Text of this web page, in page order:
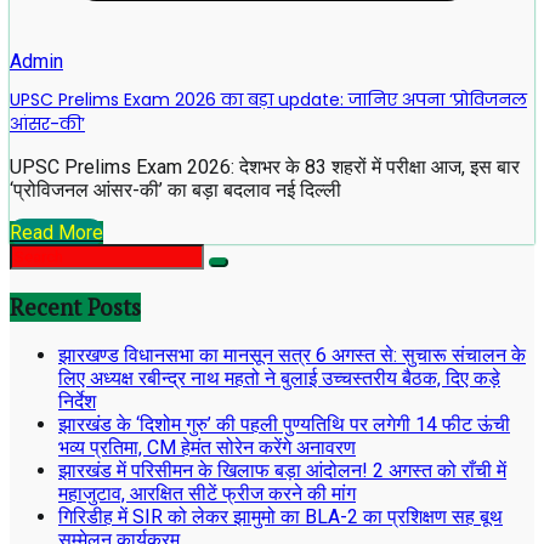
Admin
UPSC Prelims Exam 2026 का बड़ा update: जानिए अपना ‘प्रोविजनल
आंसर-की’
UPSC Prelims Exam 2026: देशभर के 83 शहरों में परीक्षा आज, इस बार
‘प्रोविजनल आंसर-की’ का बड़ा बदलाव नई दिल्ली
Read More
Recent Posts
झारखण्ड विधानसभा का मानसून सत्र 6 अगस्त से: सुचारू संचालन के
लिए अध्यक्ष रबीन्द्र नाथ महतो ने बुलाई उच्चस्तरीय बैठक, दिए कड़े
निर्देश
झारखंड के ‘दिशोम गुरु’ की पहली पुण्यतिथि पर लगेगी 14 फीट ऊंची
भव्य प्रतिमा, CM हेमंत सोरेन करेंगे अनावरण
झारखंड में परिसीमन के खिलाफ बड़ा आंदोलन! 2 अगस्त को राँची में
महाजुटाव, आरक्षित सीटें फ्रीज करने की मांग
गिरिडीह में SIR को लेकर झामुमो का BLA-2 का प्रशिक्षण सह बूथ